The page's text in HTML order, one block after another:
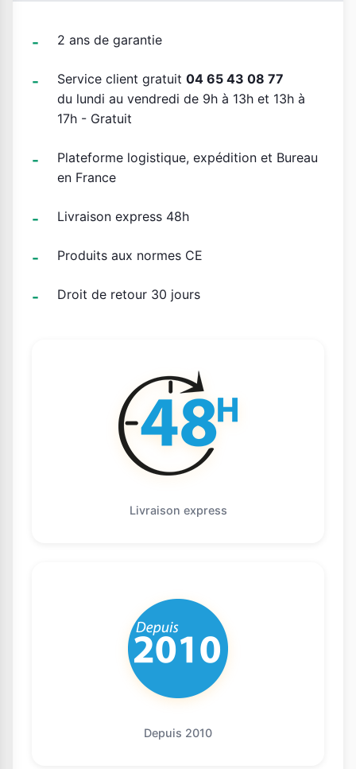
2 ans de garantie
Service client gratuit 04 65 43 08 77
du lundi au vendredi de 9h à 13h et 13h à
17h - Gratuit
Plateforme logistique, expédition et Bureau
en France
Livraison express 48h
Produits aux normes CE
Droit de retour 30 jours
Livraison express
Depuis 2010